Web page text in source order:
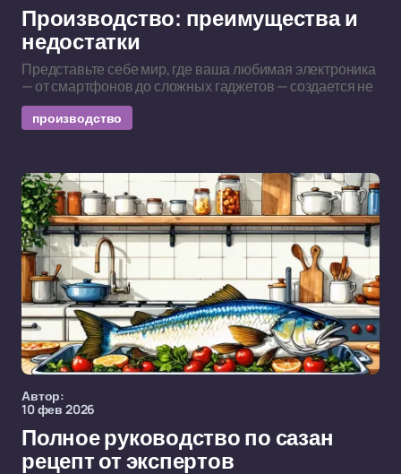
Производство: преимущества и
недостатки
Представьте себе мир, где ваша любимая электроника
— от смартфонов до сложных гаджетов — создается не
производство
Автор:
10 фев 2026
Полное руководство по сазан
рецепт от экспертов